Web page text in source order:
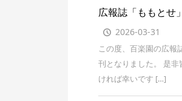
広報誌「ももと
2026-03-31
この度、百楽園の広報
刊となりました。 是
ければ幸いです […]